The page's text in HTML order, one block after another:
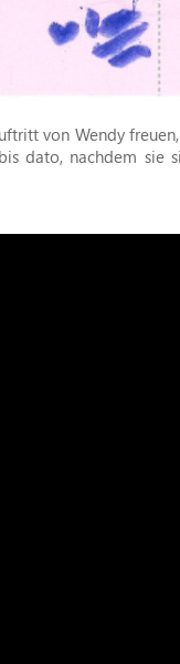
von Wendy
dato, nachdem sie